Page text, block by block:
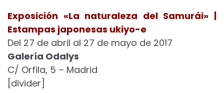
Exposición «La naturaleza del Samurái» |
Estampas japonesas ukiyo-e
Del 27 de abril al 27 de mayo de 2017
Galería Odalys
C/ Orfila, 5 – Madrid
[divider]